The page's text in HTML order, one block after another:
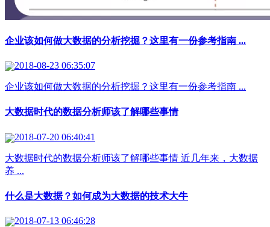
企业该如何做大数据的分析挖掘？这里有一份参考指南 ...
2018-08-23 06:35:07
企业该如何做大数据的分析挖掘？这里有一份参考指南 ...
大数据时代的数据分析师该了解哪些事情
2018-07-20 06:40:41
大数据时代的数据分析师该了解哪些事情 近几年来，大数据
养 ...
什么是大数据？如何成为大数据的技术大牛
2018-07-13 06:46:28